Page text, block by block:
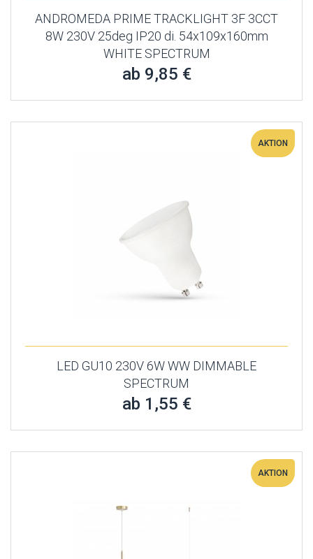
ANDROMEDA PRIME TRACKLIGHT 3F 3CCT
8W 230V 25deg IP20 di. 54x109x160mm
WHITE SPECTRUM
ab 9,85 €
AKTION
LED GU10 230V 6W WW DIMMABLE
SPECTRUM
ab 1,55 €
AKTION